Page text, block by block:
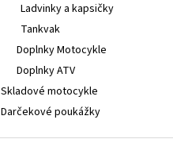
Ladvinky a kapsičky
Tankvak
Doplnky Motocykle
Doplnky ATV
Skladové motocykle
Darčekové poukážky